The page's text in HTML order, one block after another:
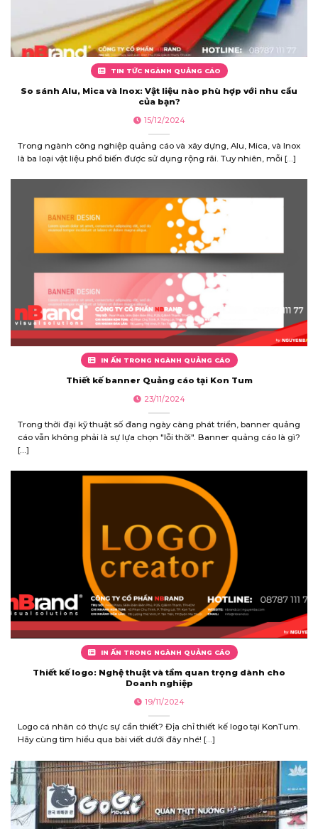
TIN TỨC NGÀNH QUẢNG CÁO
So sánh Alu, Mica và Inox: Vật liệu nào phù hợp với nhu cầu
của bạn?
15/12/2024
Trong ngành công nghiệp quảng cáo và xây dựng, Alu, Mica, và Inox
là ba loại vật liệu phổ biến được sử dụng rộng rãi. Tuy nhiên, mỗi [...]
IN ẤN TRONG NGÀNH QUẢNG CÁO
Thiết kế banner Quảng cáo tại Kon Tum
23/11/2024
Trong thời đại kỹ thuật số đang ngày càng phát triển, banner quảng
cáo vẫn không phải là sự lựa chọn "lỗi thời". Banner quảng cáo là gì?
[...]
IN ẤN TRONG NGÀNH QUẢNG CÁO
Thiết kế logo: Nghệ thuật và tầm quan trọng dành cho
Doanh nghiệp
19/11/2024
Logo cá nhân có thực sự cần thiết? Địa chỉ thiết kế logo tại KonTum.
Hãy cùng tìm hiểu qua bài viết dưới đây nhé! [...]